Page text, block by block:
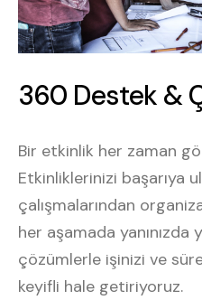
360 Destek &
Bir etkinlik her zaman
Etkinliklerinizi başarıya
çalışmalarından
her aşamada yanınızda
çözümlerle işinizi ve
keyifli hale getiriyoruz.